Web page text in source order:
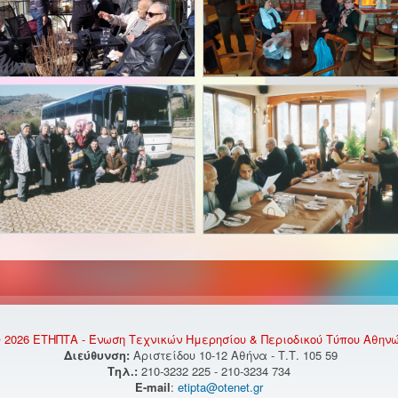
ΕΤΗΠΤΑ - Ένωση Τεχνικών Ημερησίου & Περιοδικού Τύπου
Διεύθυνση: Αριστείδου 10-12 Αθήνα - Τ.Τ. 105 59
Τηλ.: 210-3232 225 - 210-3234 734
E-mail: etipta@otenet.gr